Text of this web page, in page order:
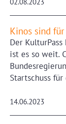
Kinos sind
Der
ist es so weit.
Startschuss für
14.06.2023